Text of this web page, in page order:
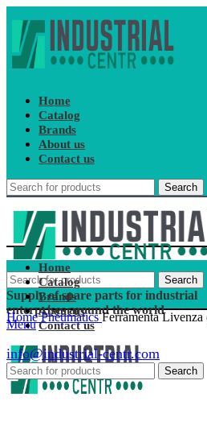
Home
Catalog
Brands
About us
Contact us
Search
Search
Supply of spare parts for industrial
enterprises around the world
Menu
Home
Catalog
Brands
About us
Contact us
info@industrial-centr.com
Search
HomePneumaticsFerramenta